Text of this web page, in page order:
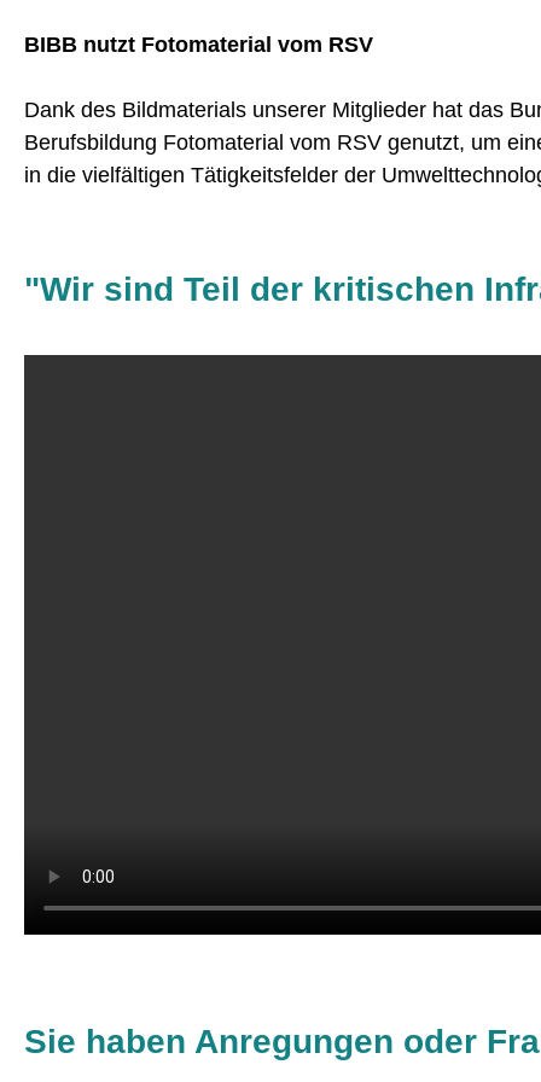
BIBB nutzt Fotomaterial vom RSV
Dank des Bildmaterials unserer Mitglieder hat das
Berufsbildung Fotomaterial vom RSV genutzt, um
in die vielfältigen Tätigkeitsfelder der
"Wir sind Teil der kritischen
Sie haben Anregungen oder